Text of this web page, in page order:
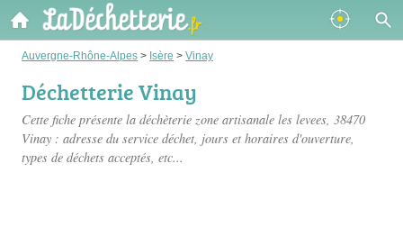
Auvergne-Rhône-Alpes > Isère > Vinay
Déchetterie Vinay
Cette fiche présente la déchèterie zone artisanale les levees, 38470
Vinay : adresse du service déchet, jours et horaires d'ouverture,
types de déchets acceptés, etc...